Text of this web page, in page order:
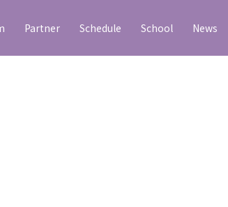
Partner Schedule School News